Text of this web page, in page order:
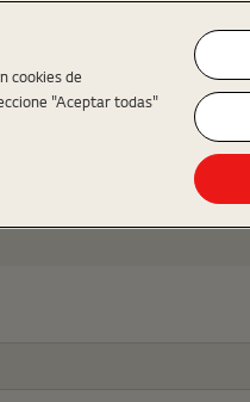
cookies de
"Aceptar todas"